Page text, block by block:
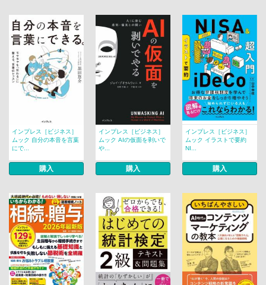
インプレス［ビジネス］
ムック 自分の本音を言葉
にで...
購入
インプレス［ビジネス］
ムック AIの仮面を剥いで
や...
購入
インプレス［ビジネス］
ムック イラストで要約
NI...
購入